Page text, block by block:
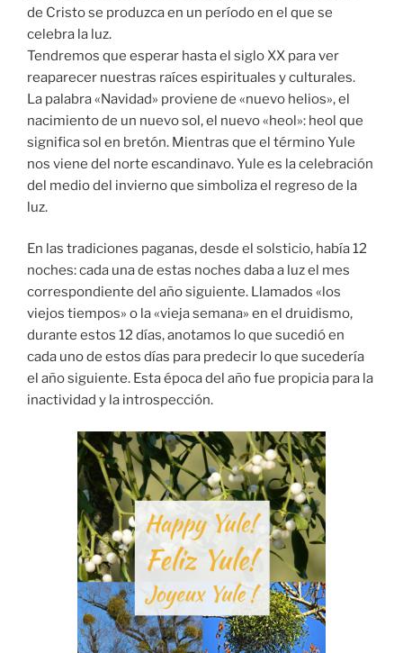
de Cristo se produzca en un período en el que se
celebra la luz.
Tendremos que esperar hasta el siglo XX para ver
reaparecer nuestras raíces espirituales y culturales.
La palabra «Navidad» proviene de «nuevo helios», el
nacimiento de un nuevo sol, el nuevo «heol»: heol que
significa sol en bretón. Mientras que el término Yule
nos viene del norte escandinavo. Yule es la celebración
del medio del invierno que simboliza el regreso de la
luz.
En las tradiciones paganas, desde el solsticio, había 12
noches: cada una de estas noches daba a luz el mes
correspondiente del año siguiente. Llamados «los
viejos tiempos» o la «vieja semana» en el druidismo,
durante estos 12 días, anotamos lo que sucedió en
cada uno de estos días para predecir lo que sucedería
el año siguiente. Esta época del año fue propicia para la
inactividad y la introspección.